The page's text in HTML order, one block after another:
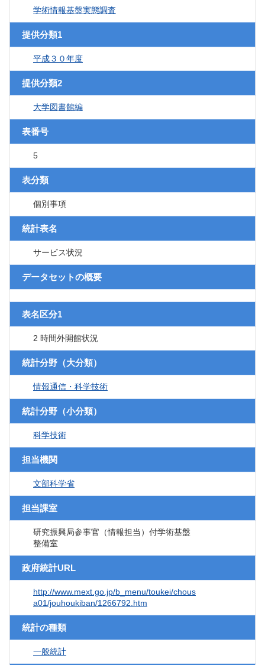
学術情報基盤実態調査
提供分類1
平成３０年度
提供分類2
大学図書館編
表番号
5
表分類
個別事項
統計表名
サービス状況
データセットの概要
表名区分1
2 時間外開館状況
統計分野（大分類）
情報通信・科学技術
統計分野（小分類）
科学技術
担当機関
文部科学省
担当課室
研究振興局参事官（情報担当）付学術基盤
整備室
政府統計URL
http://www.mext.go.jp/b_menu/toukei/chous
a01/jouhoukiban/1266792.htm
統計の種類
一般統計